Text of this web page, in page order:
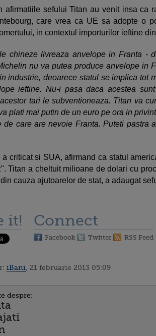
afirmatiile sefului Titan au venit insa ca
care vrea ca UE sa adopte o
in contextul importurilor ieftine
chineze livreaza anvelope in Franta -
nu va putea produce anvelope in
industrie, deoarece statul se implica tot
ieftine. Nu-i pasa daca acestea
tari le subventioneaza. Titan va
plati mai putin de un euro pe ora in
de care are nevoie Franta. Puteti pastra
a criticat si SUA, afirmand ca statul
Titan a cheltuit milioane de dolari cu
cauza ajutoarelor de stat, a adaugat
it! Connect
Facebook Twitter RSS Feed
iBani , 21 februarie 2013 05:09
despre: